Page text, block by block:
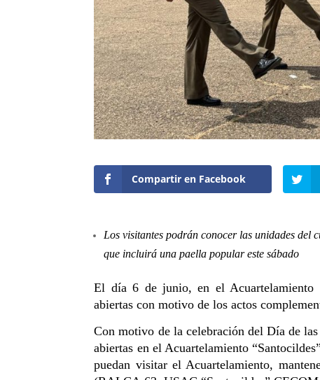
Compartir en Facebook
Los visitantes podrán conocer las unidades
que incluirá una paella popular este sábado
El día 6 de junio, en el Acuartelamiento
abiertas con motivo de los actos
Con motivo de la celebración del Día de
abiertas en el Acuartelamiento
puedan visitar el Acuartelamiento,